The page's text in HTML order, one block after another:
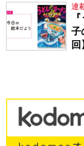
連
子
回